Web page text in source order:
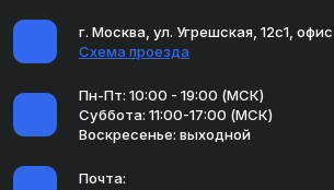
г. Москва, ул. Угрешская, 12с1, офис
Схема проезда
Пн-Пт: 10:00 - 19:00 (МСК)
Суббота: 11:00-17:00 (МСК)
Воскресенье: выходной
Почта: